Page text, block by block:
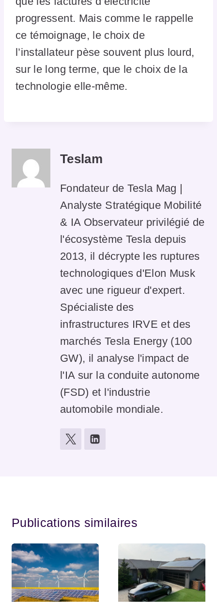
progressent. Mais comme le rappelle
ce témoignage, le choix de
l’installateur pèse souvent plus lourd,
sur le long terme, que le choix de la
technologie elle-même.
Teslam
Fondateur de Tesla Mag |
Analyste Stratégique Mobilité
& IA Observateur privilégié de
l'écosystème Tesla depuis
2013, il décrypte les ruptures
technologiques d'Elon Musk
avec une rigueur d'expert.
Spécialiste des
infrastructures IRVE et des
marchés Tesla Energy (100
GW), il analyse l'impact de
l'IA sur la conduite autonome
(FSD) et l'industrie
automobile mondiale.
Publications similaires